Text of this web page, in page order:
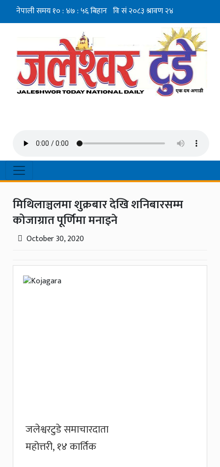
मिथिलाञ्चलमा शुक्रबार देखि शनिबारसम्म
कोजाग्रात पूर्णिमा मनाइने
October 30, 2020
जलेश्वरटुडे समाचारदाता
महोत्तरी, १४ कार्तिक